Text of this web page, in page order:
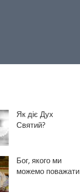
Як діє Дух
Святий?
Бог, якого ми
можемо поважати